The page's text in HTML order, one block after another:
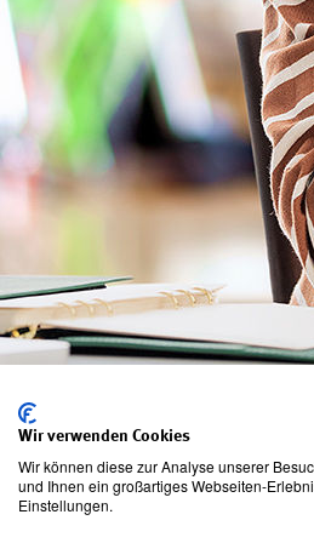
Wie gefällt Ihnen unser
Nein
Ja, gerne→
Nicht erneut fragen
Wir verwenden Cookies
Wir können diese zur Analyse unserer
und Ihnen ein großartiges Webseiten-
Einstellungen.